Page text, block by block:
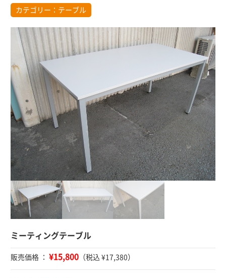
カテゴリー： テーブル
ミーティングテーブル
販売価格 ： ¥15,800 （税込 ¥17,380）